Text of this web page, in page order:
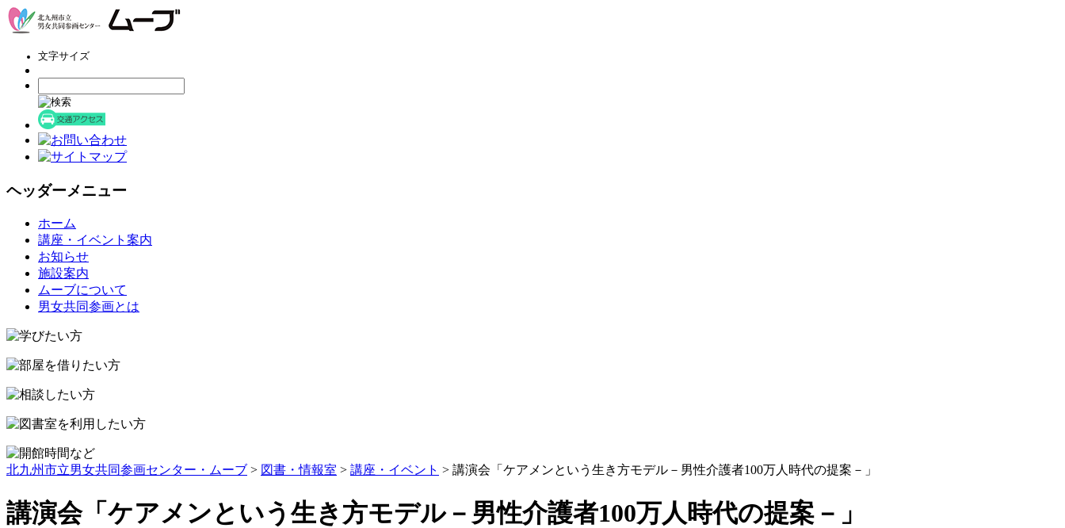
文字サイズ
ヘッダーメニュー
キ
ッ
プ
ホーム
講座・イベント案内
お知らせ
施設案内
ムーブについて
男女共同参画とは
北九州市立男女共同参画センター・ムーブ > 図書・情報室 > 講座・イベント > 講演会「ケアメンという生き方モデル－男性介護者100万人時代の提案－」
講演会「ケアメンという生き方モデル－男性介護者100万人時代の提案－」